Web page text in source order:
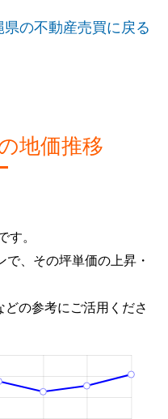
県の不動産売買に戻る
地価推移
。
、その坪単価の上昇・
の参考にご活用くださ